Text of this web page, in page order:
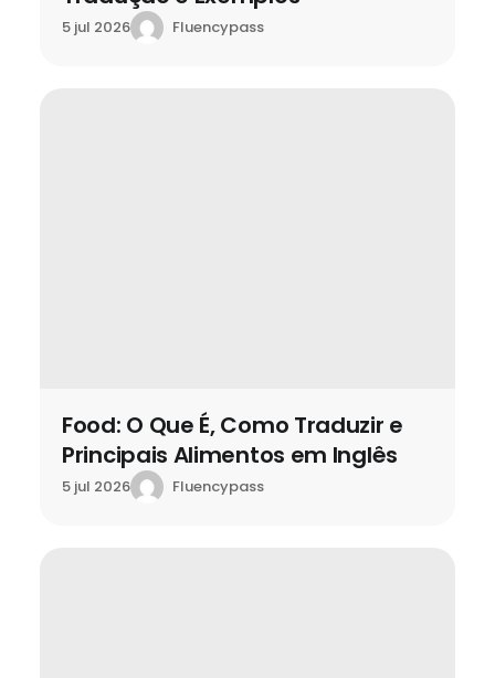
5 jul 2026 Fluencypass
Food: O Que É, Como Traduzir e
Principais Alimentos em Inglês
5 jul 2026 Fluencypass